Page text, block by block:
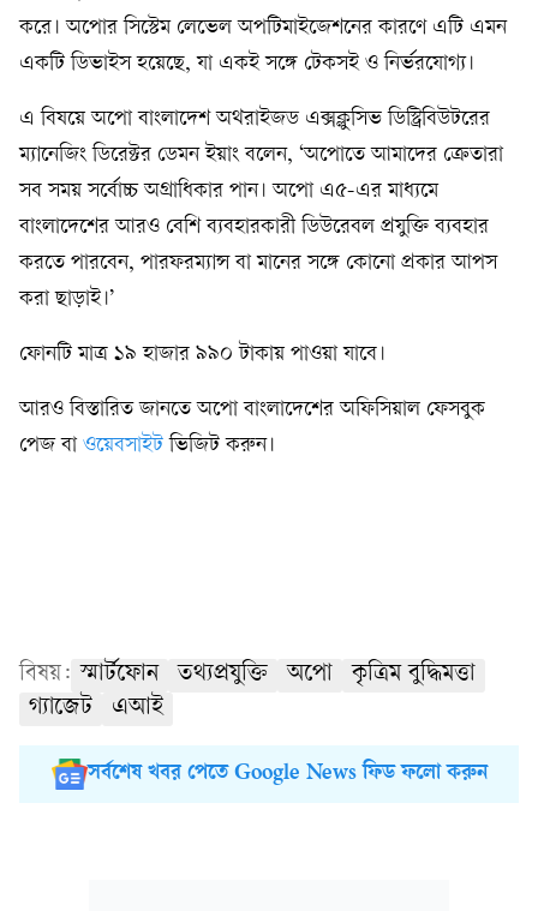
করে। অপোর সিস্টেম লেভেল অপটিমাইজেশনের কারণে এটি এমন
একটি ডিভাইস হয়েছে, যা একই সঙ্গে টেকসই ও নির্ভরযোগ্য।
এ বিষয়ে অপো বাংলাদেশ অথরাইজড এক্সক্লুসিভ ডিস্ট্রিবিউটরের
ম্যানেজিং ডিরেক্টর ডেমন ইয়াং বলেন, ‘অপোতে আমাদের ক্রেতারা
সব সময় সর্বোচ্চ অগ্রাধিকার পান। অপো এ৫-এর মাধ্যমে
বাংলাদেশের আরও বেশি ব্যবহারকারী ডিউরেবল প্রযুক্তি ব্যবহার
করতে পারবেন, পারফরম্যান্স বা মানের সঙ্গে কোনো প্রকার আপস
করা ছাড়াই।’
ফোনটি মাত্র ১৯ হাজার ৯৯০ টাকায় পাওয়া যাবে।
আরও বিস্তারিত জানতে অপো বাংলাদেশের অফিসিয়াল ফেসবুক
পেজ বা ওয়েবসাইট ভিজিট করুন।
বিষয়: স্মার্টফোন তথ্যপ্রযুক্তি অপো
কৃত্রিম বুদ্ধিমত্তা
গ্যাজেট
এআই
সর্বশেষ খবর পেতে Google News ফিড ফলো করুন